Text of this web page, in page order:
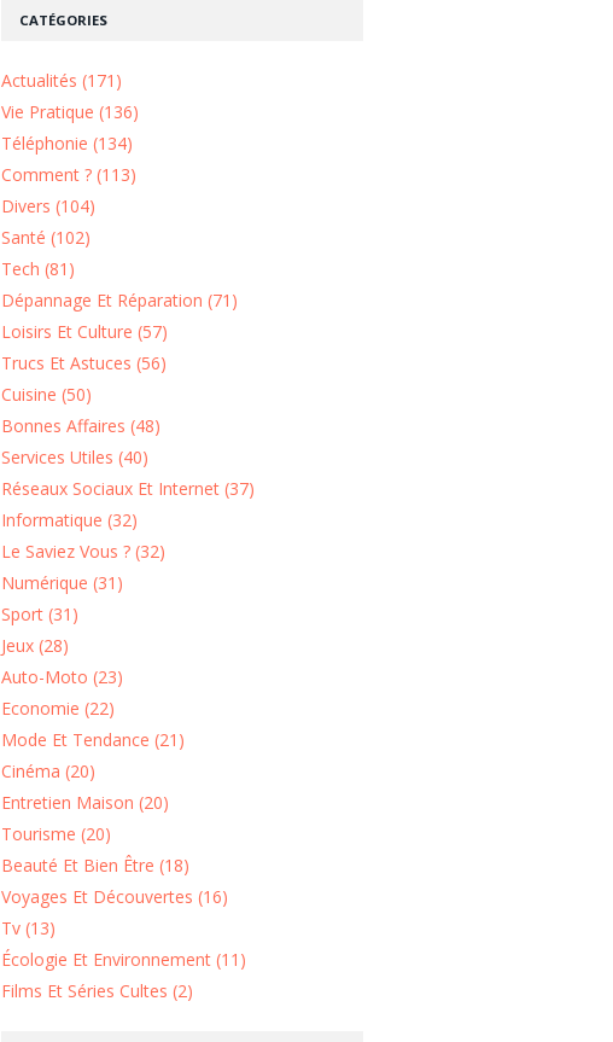
CATÉGORIES
Actualités (171)
Vie Pratique (136)
Téléphonie (134)
Comment ? (113)
Divers (104)
Santé (102)
Tech (81)
Dépannage Et Réparation (71)
Loisirs Et Culture (57)
Trucs Et Astuces (56)
Cuisine (50)
Bonnes Affaires (48)
Services Utiles (40)
Réseaux Sociaux Et Internet (37)
Informatique (32)
Le Saviez Vous ? (32)
Numérique (31)
Sport (31)
Jeux (28)
Auto-Moto (23)
Economie (22)
Mode Et Tendance (21)
Cinéma (20)
Entretien Maison (20)
Tourisme (20)
Beauté Et Bien Être (18)
Voyages Et Découvertes (16)
Tv (13)
Écologie Et Environnement (11)
Films Et Séries Cultes (2)